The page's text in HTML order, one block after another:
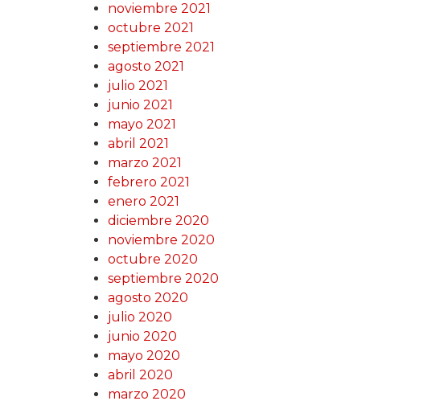
noviembre 2021
octubre 2021
septiembre 2021
agosto 2021
julio 2021
junio 2021
mayo 2021
abril 2021
marzo 2021
febrero 2021
enero 2021
diciembre 2020
noviembre 2020
octubre 2020
septiembre 2020
agosto 2020
julio 2020
junio 2020
mayo 2020
abril 2020
marzo 2020